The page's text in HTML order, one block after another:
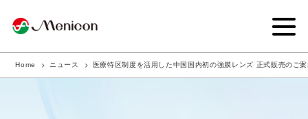
企業情報
Home ニュース 医療特区制度を活用した中国国内初の強膜レンズ 正式販売のご